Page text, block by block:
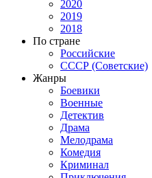
2020
2019
2018
По стране
Российские
СССР (Советские)
Жанры
Боевики
Военные
Детектив
Драма
Мелодрама
Комедия
Криминал